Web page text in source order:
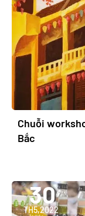
Chuỗi
Bắc
30
TH5,2022